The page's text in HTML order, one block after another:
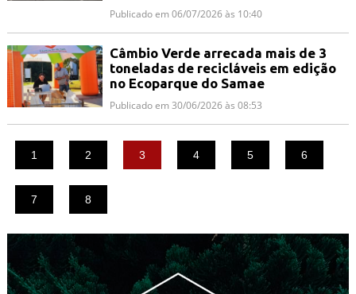
Publicado em 06/07/2026 às 10:40
Câmbio Verde arrecada mais de 3
toneladas de recicláveis em edição
no Ecoparque do Samae
Publicado em 30/06/2026 às 08:53
1 2 3 4 5 6
7 8